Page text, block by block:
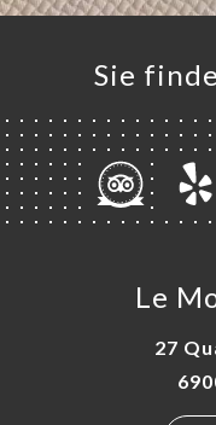
Sie
Le
27